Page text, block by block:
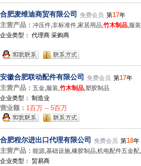
合肥麦维迪商贸有限公司 免费会员 第17年
主营产品： 冲压件,非标准件,家居用品,竹木制品,服装
企业类型： 代理商 采购商
安徽合肥联动配件有限公司 免费会员 第17年
主营产品： 五金 服装 竹木制品 塑胶制品
企业类型： 制造业
营业额： 1百万 -- 5百万
合肥程尔进出口代理有限公司 免费会员 第18年
主营产品： 能源 基础设施 橡胶制品 机电配件五金配
企业类型： 贸易商